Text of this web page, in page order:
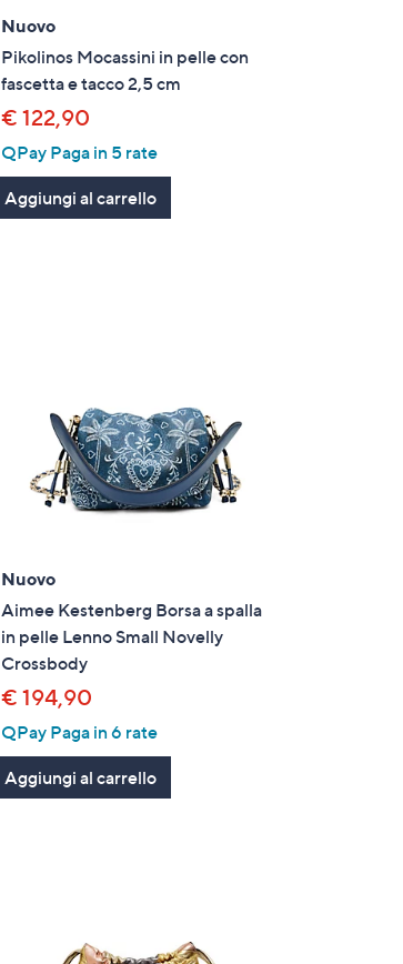
Nuovo
Pikolinos Mocassini in pelle con
fascetta e tacco 2,5 cm
€ 122,90
QPay Paga in 5 rate
Aggiungi al carrello
Nuovo
Aimee Kestenberg Borsa a spalla
in pelle Lenno Small Novelly
Crossbody
€ 194,90
QPay Paga in 6 rate
Aggiungi al carrello